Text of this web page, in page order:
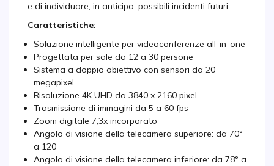
e di individuare, in anticipo, possibili incidenti futuri.
Caratteristiche:
Soluzione intelligente per videoconferenze all-in-one
Progettata per sale da 12 a 30 persone
Sistema a doppio obiettivo con sensori da 20
megapixel
Risoluzione 4K UHD da 3840 x 2160 pixel
Trasmissione di immagini da 5 a 60 fps
Zoom digitale 7,3x incorporato
Angolo di visione della telecamera superiore: da 70°
a 120
Angolo di visione della telecamera inferiore: da 78° a